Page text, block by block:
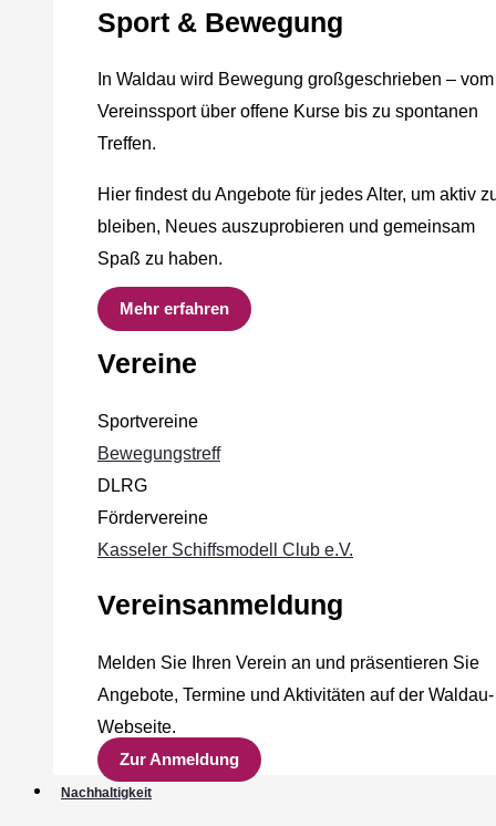
Sport & Bewegung
In Waldau wird Bewegung großgeschrieben – vom
Vereinssport über offene Kurse bis zu spontanen
Treffen.
Hier findest du Angebote für jedes Alter, um aktiv
bleiben, Neues auszuprobieren und gemeinsam
Spaß zu haben.
Mehr erfahren
Vereine
Sportvereine
Bewegungstreff
DLRG
Fördervereine
Kasseler Schiffsmodell Club e.V.
Vereinsanmeldung
Melden Sie Ihren Verein an und präsentieren Sie
Angebote, Termine und Aktivitäten auf der Waldau-
Webseite.
Zur Anmeldung
Nachhaltigkeit